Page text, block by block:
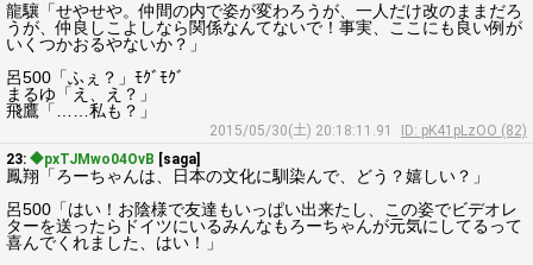
龍驤「せやせや。仲間の内で姿が変わろうが、一人だけ改のままだろ
うが、仲良しこよしなら関係なんてないで！事実、ここにも良い例が
いくつかおるやないか？」
呂500「ふぇ？」ﾓｸﾞﾓｸﾞ
まるゆ「え、え？」
飛鷹「……私も？」
2015/05/30(土) 20:18:11.91
ID: pK41pLzOO (82)
23: ◆pxTJMwo04OvB [saga]
鳳翔「ろーちゃんは、日本の文化に馴染んで、どう？嬉しい？」
呂500「はい！お陰様で友達もいっぱい出来たし、この姿でビデオレ
ターを送ったらドイツにいるみんなもろーちゃんが元気にしてるって
喜んでくれました、はい！」